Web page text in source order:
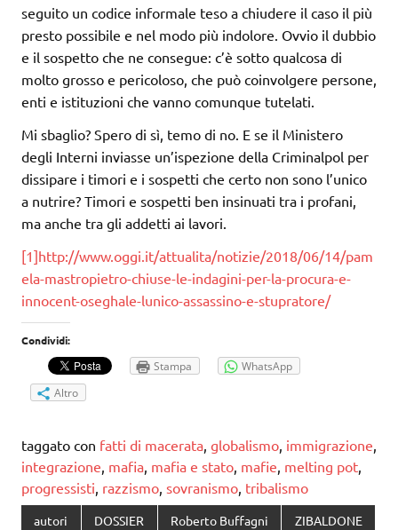
seguito un codice informale teso a chiudere il caso il più
presto possibile e nel modo più indolore. Ovvio il dubbio
e il sospetto che ne consegue: c’è sotto qualcosa di
molto grosso e pericoloso, che può coinvolgere persone,
enti e istituzioni che vanno comunque tutelati.
Mi sbaglio? Spero di sì, temo di no. E se il Ministero
degli Interni inviasse un’ispezione della Criminalpol per
dissipare i timori e i sospetti che certo non sono l’unico
a nutrire? Timori e sospetti ben insinuati tra i profani,
ma anche tra gli addetti ai lavori.
[1]http://www.oggi.it/attualita/notizie/2018/06/14/pam
ela-mastropietro-chiuse-le-indagini-per-la-procura-e-
innocent-oseghale-lunico-assassino-e-stupratore/
Condividi:
Stampa
WhatsApp
Altro
taggato con fatti di macerata globalismo immigrazione
integrazione mafia mafia e stato mafie melting pot
progressisti razzismo sovranismo tribalismo
autori DOSSIER Roberto Buffagni ZIBALDONE